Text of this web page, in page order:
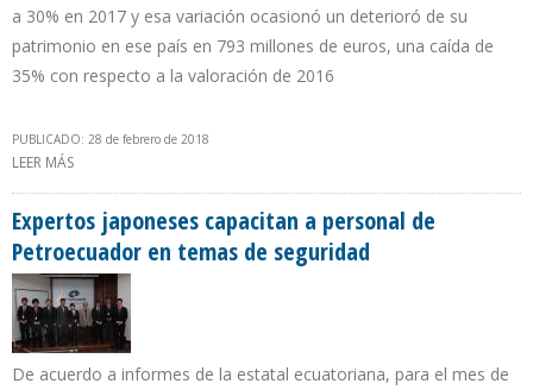
a 30% en 2017 y esa variación ocasionó un deterioró de su
patrimonio en ese país en 793 millones de euros, una caída de
35% con respecto a la valoración de 2016
PUBLICADO: 28 de febrero de 2018
LEER MÁS
Expertos japoneses capacitan a personal de
Petroecuador en temas de seguridad
De acuerdo a informes de la estatal ecuatoriana, para el mes de